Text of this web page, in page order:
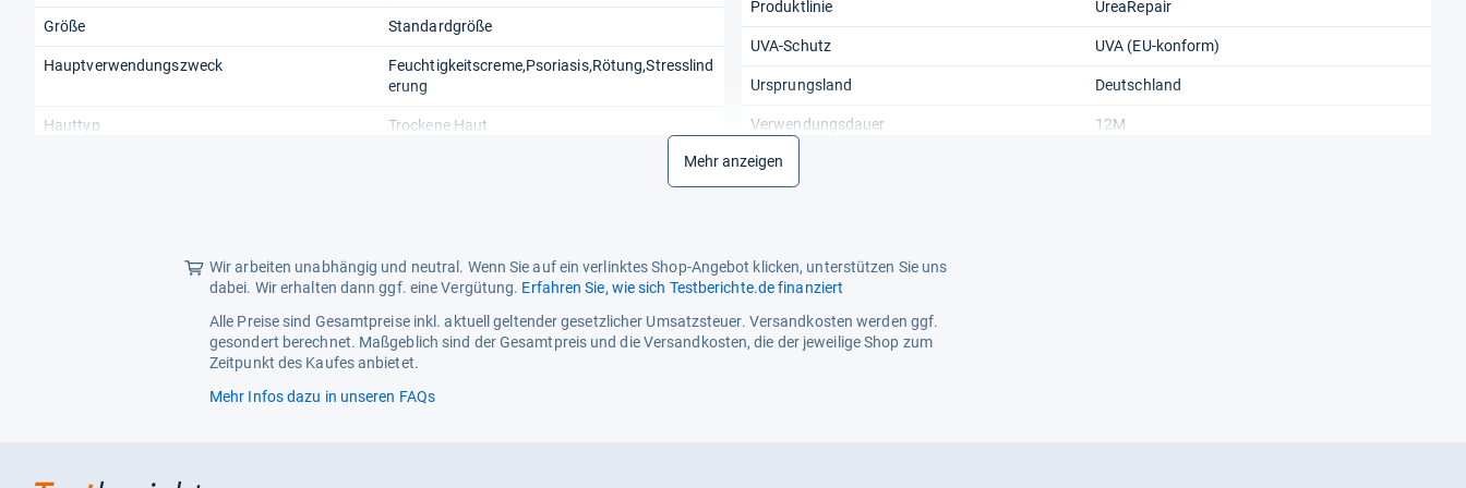
Größe Standardgröße
Hauptverwendungszweck
Feuchtigkeitscreme,Psoriasis,Rötung,Stresslind
erung
Hauttyp Trockene Haut
Produktlinie UreaRepair
UVA-Schutz UVA (EU-konform)
Ursprungsland Deutschland
Verwendungsdauer 12M
Mehr anzeigen
Wir arbeiten unabhängig und neutral. Wenn Sie auf ein verlinktes Shop-Angebot klicken, unterstützen Sie uns
dabei. Wir erhalten dann ggf. eine Vergütung. Erfahren Sie, wie sich Testberichte.de finanziert
Alle Preise sind Gesamtpreise inkl. aktuell geltender gesetzlicher Umsatzsteuer. Versandkosten werden ggf.
gesondert berechnet. Maßgeblich sind der Gesamtpreis und die Versandkosten, die der jeweilige Shop zum
Zeitpunkt des Kaufes anbietet.
Mehr Infos dazu in unseren FAQs